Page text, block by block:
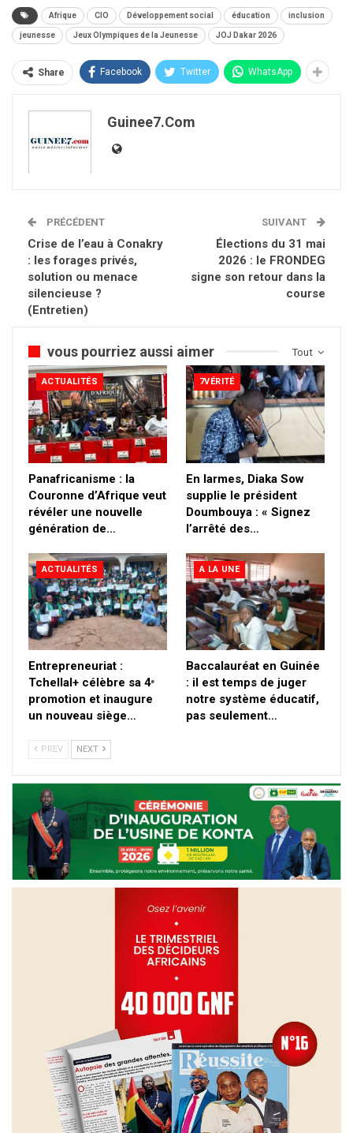
Afrique CIO Développement social éducation inclusion
jeunesse Jeux Olympiques de la Jeunesse JOJ Dakar 2026
Share Facebook Twitter WhatsApp
Guinee7.com
PRÉCÉDENT
Crise de l’eau à Conakry
: les forages privés,
solution ou menace
silencieuse ?
(Entretien)
SUIVANT
Élections du 31 mai
2026 : le FRONDEG
signe son retour dans la
course
Tout
vous pourriez aussi aimer
ACTUALITÉS
Panafricanisme : la
Couronne d’Afrique veut
révéler une nouvelle
génération de…
7VÉRITÉ
En larmes, Diaka Sow
supplie le président
Doumbouya : « Signez
l’arrêté des…
ACTUALITÉS
Entrepreneuriat :
Tchellal+ célèbre sa 4ᵉ
promotion et inaugure
un nouveau siège…
A LA UNE
Baccalauréat en Guinée
: il est temps de juger
notre système éducatif,
pas seulement…
PREV NEXT